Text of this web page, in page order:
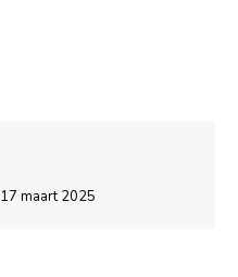
17 maart 2025